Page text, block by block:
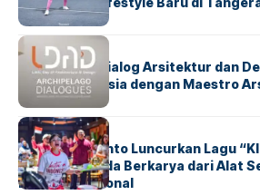
BERITAHOME
LDAD 2026: Dialog Arsitektur dan
Depan Indonesia dengan Maestro
BERITAINDEX
Marissa Sutanto Luncurkan Lagu
Ajak Anak Muda Berkarya dari Alat
Musik Tradisional